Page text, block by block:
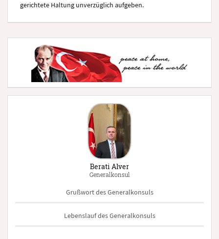
gerichtete Haltung unverzüglich aufgeben.
Berati Alver
Generalkonsul
Grußwort des Generalkonsuls
Lebenslauf des Generalkonsuls